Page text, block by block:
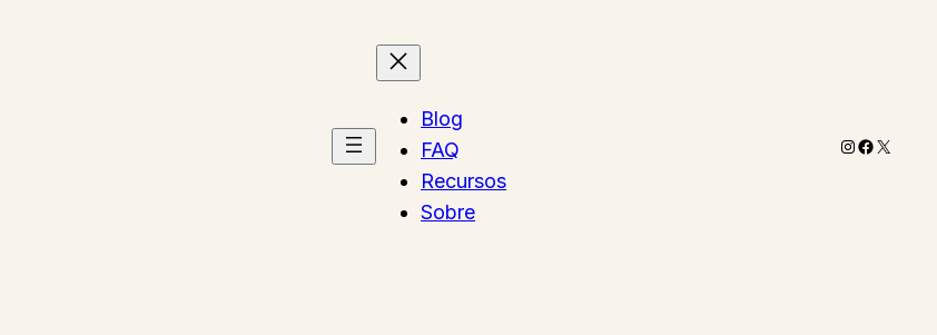
Blog
FAQ
Recursos
Sobre
Instagram
X